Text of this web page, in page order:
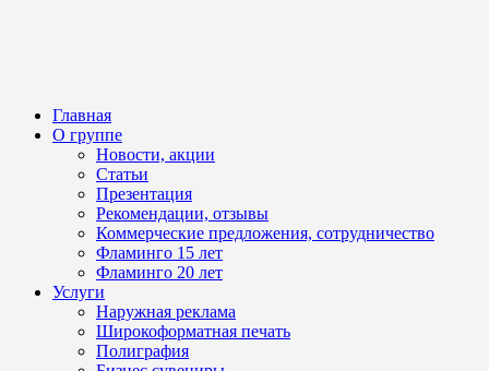
Главная
О группе
Новости, акции
Статьи
Презентация
Рекомендации, отзывы
Коммерческие предложения, сотрудничество
Фламинго 15 лет
Фламинго 20 лет
Услуги
Наружная реклама
Широкоформатная печать
Полиграфия